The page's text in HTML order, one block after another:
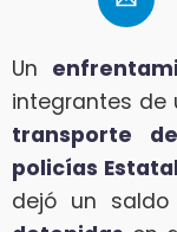
Un
integrantes de
transporte
policías
dejó un saldo